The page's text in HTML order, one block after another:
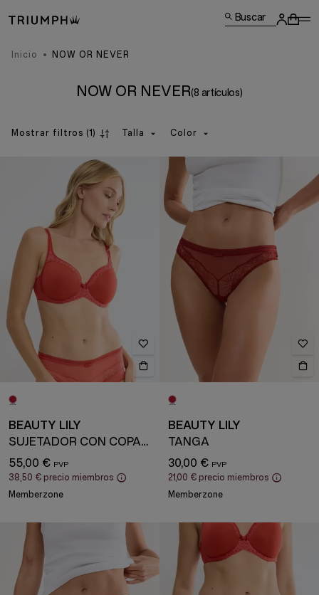
Buscar
Inicio NOW OR NEVER
NOW OR NEVER(8 artículos)
Mostrar filtros (1) Talla Color
BEAUTY LILY
SUJETADOR CON COPAS Y AROS
55,00 €
38,50 € precio miembros
Memberzone
BEAUTY LILY
TANGA
30,00 €
21,00 € precio miembros
Memberzone